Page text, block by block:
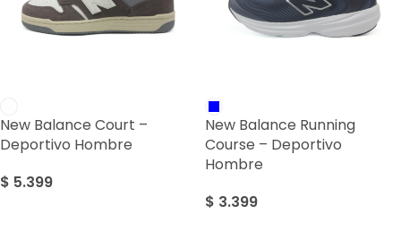
New Balance Court –
Deportivo Hombre
$ 5.399
New Balance Running
Course – Deportivo
Hombre
$ 3.399